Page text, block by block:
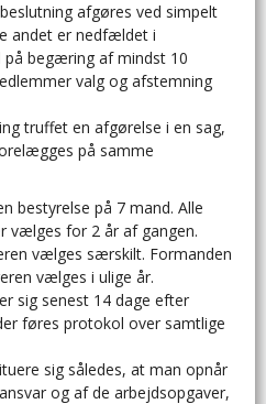
afgøres ved simpelt
andet er nedfældet i
begæring af mindst 10
valg og afstemning
truffet en afgørelse i en sag,
på samme
bestyrelse på 7 mand. Alle
vælges for 2 år af gangen.
vælges særskilt. Formanden
vælges i ulige år.
sig senest 14 dage efter
føres protokol over samtlige
sig således, at man opnår
og af de arbejdsopgaver,